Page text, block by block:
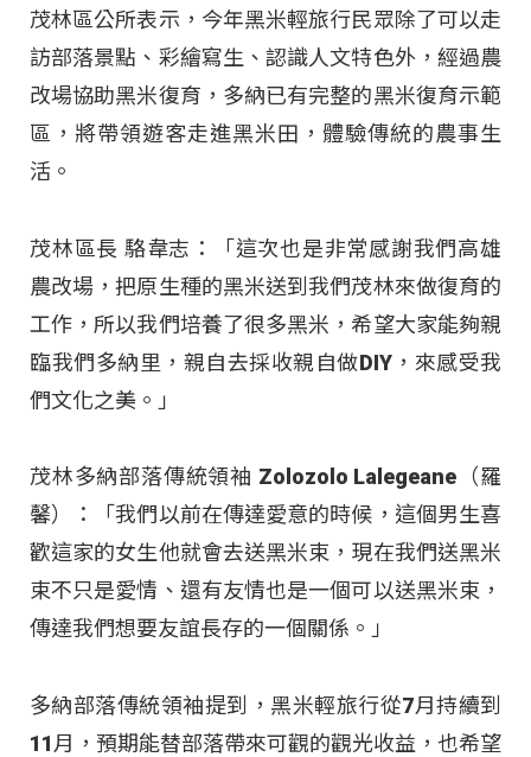
茂林區公所表示，今年黑米輕旅行民眾除了可以走
訪部落景點、彩繪寫生、認識人文特色外，經過農
改場協助黑米復育，多納已有完整的黑米復育示範
區，將帶領遊客走進黑米田，體驗傳統的農事生
活。
茂林區長 駱韋志：「這次也是非常感謝我們高雄
農改場，把原生種的黑米送到我們茂林來做復育的
工作，所以我們培養了很多黑米，希望大家能夠親
臨我們多納里，親自去採收親自做DIY，來感受我
們文化之美。」
茂林多納部落傳統領袖 Zolozolo Lalegeane（羅
馨）：「我們以前在傳達愛意的時候，這個男生喜
歡這家的女生他就會去送黑米束，現在我們送黑米
束不只是愛情、還有友情也是一個可以送黑米束，
傳達我們想要友誼長存的一個關係。」
多納部落傳統領袖提到，黑米輕旅行從7月持續到
11月，預期能替部落帶來可觀的觀光收益，也希望